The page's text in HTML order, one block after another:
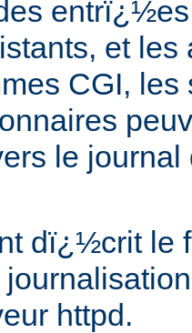
et
CGI, les
le
dï¿½crit le
httpd.